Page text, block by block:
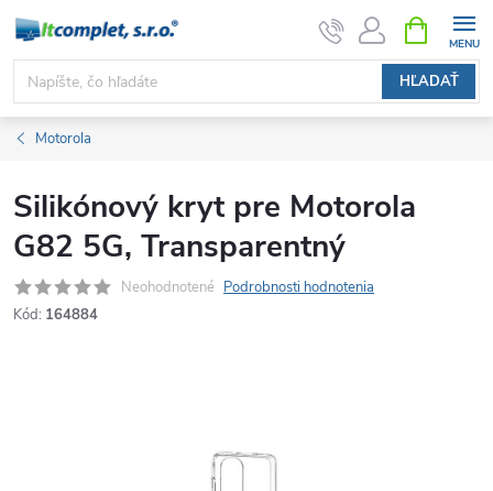
Prejsť
obsah
HĽADAŤ
KOŠÍK
Motorola
Silikónový kryt pre Motorola
G82 5G, Transparentný
Neohodnotené Podrobnosti hodnotenia
Kód: 164884